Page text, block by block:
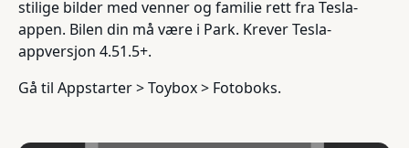
stilige bilder med venner og familie rett fra Tesla-
appen. Bilen din må være i Park. Krever Tesla-
appversjon 4.51.5+.
Gå til Appstarter > Toybox > Fotoboks.